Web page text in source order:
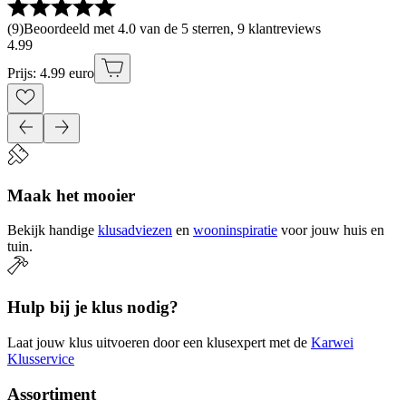
(9)Beoordeeld met 4.0 van de 5 sterren, 9 klantreviews
4.99
Prijs: 4.99 euro
Maak het mooier
Bekijk handige klusadviezen en wooninspiratie voor jouw huis en
tuin.
Hulp bij je klus nodig?
Laat jouw klus uitvoeren door een klusexpert met de Karwei
Klusservice
Assortiment